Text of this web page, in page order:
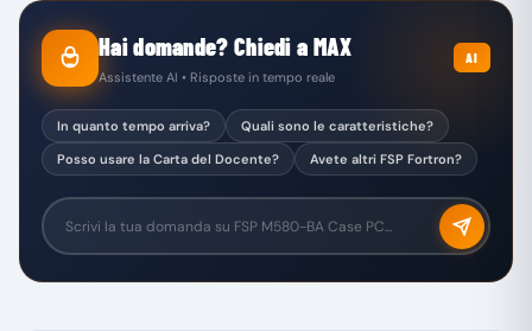
Hai domande? Chiedi a MAX
Assistente AI • Risposte in tempo reale
AI
In quanto tempo arriva?
Quali sono le caratteristiche?
Posso usare la Carta del Docente?
Avete altri FSP Fortron?